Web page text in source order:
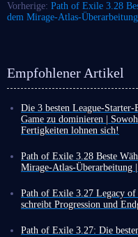
Vorherige: Path of Exile 3.28
dem Mirage-Atlas-
Empfohlener Artikel
Die 3 besten League-
Game zu dominieren |
Fertigkeiten lohnen sich!
gestern der Livestream zu
enthüllte umfassende
Angesichts neuer, aber
League-Starter-Builds
ermöglicht, die neuen
Währung sowie Ressourcen
drei Curse of the Allflame-
Path of Exile 3.28 Beste
Mirage-Atlas-Überarbeitung
den neuen Ligenmechaniken
Endgame-Mechaniken
Endgame-Erlebnis haben.
dieser Saison stark
Path of Exile 3.27 Legacy of
schreibt Progression und
aktuellen Ligen noch viel zu
Path of Exile 3.27: Die